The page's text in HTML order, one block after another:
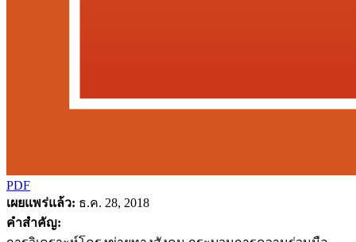
PDF
เผยแพร่แล้ว: ธ.ค. 28, 2018
คำสำคัญ: